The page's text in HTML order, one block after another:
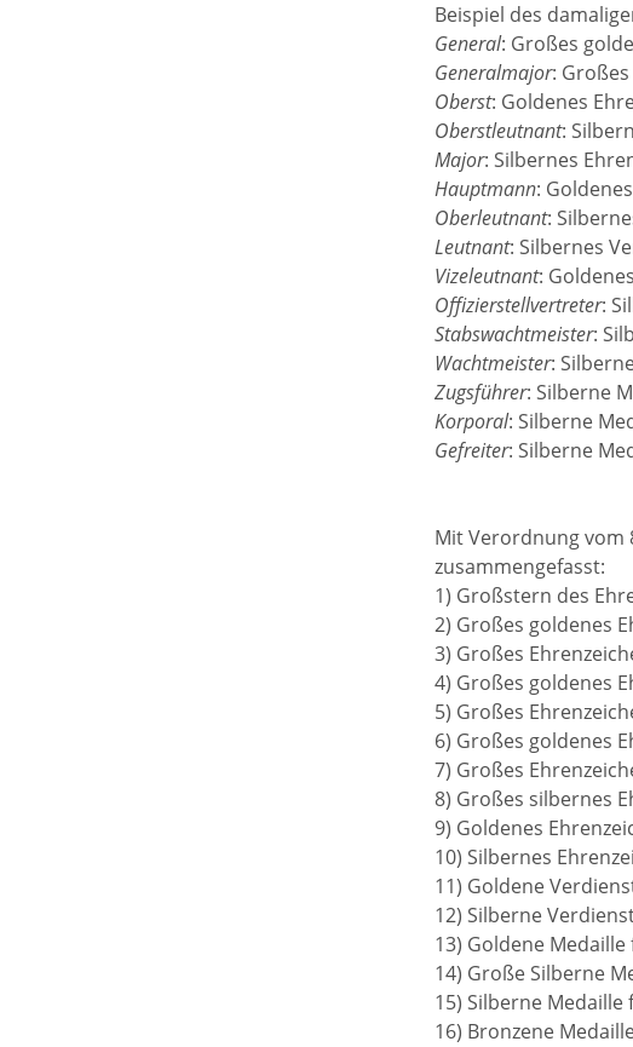
Beispiel des
General: Großes
Generalmajor:
Oberst: Goldenes
Oberstleutnant:
Major: Silbernes
Hauptmann:
Oberleutnant:
Leutnant: Silbernes
Vizeleutnant:
Offizierstellvertreter:
Stabswachtmeister:
Wachtmeister:
Zugsführer: Silberne
Korporal: Silberne
Gefreiter: Silberne
Mit Verordnung vom
zusammengefasst:
1) Großstern des
2) Großes goldenes
3) Großes
4) Großes goldenes
5) Großes
6) Großes goldenes
7) Großes
8) Großes silbernes
9) Goldenes
10) Silbernes
11) Goldene
12) Silberne
13) Goldene
14) Große Silberne
15) Silberne
16) Bronzene